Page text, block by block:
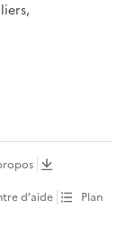
d’aide
Plan